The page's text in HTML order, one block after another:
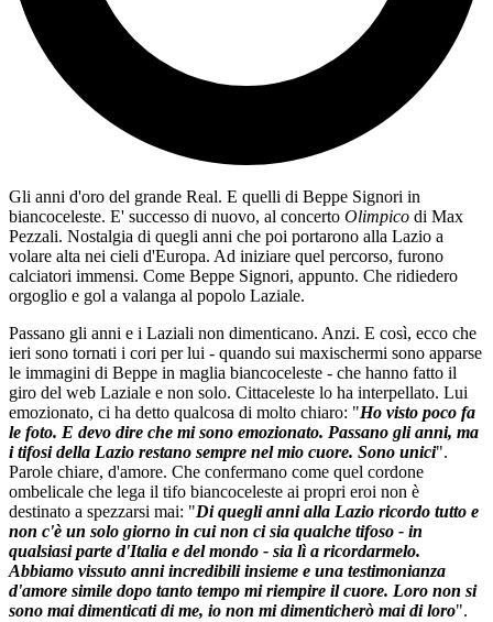
Gli anni d'oro del grande Real. E quelli di Beppe Signori in
biancoceleste. E' successo di nuovo, al concerto Olimpico di Max
Pezzali. Nostalgia di quegli anni che poi portarono alla Lazio a
volare alta nei cieli d'Europa. Ad iniziare quel percorso, furono
calciatori immensi. Come Beppe Signori, appunto. Che ridiedero
orgoglio e gol a valanga al popolo Laziale.
Passano gli anni e i Laziali non dimenticano. Anzi. E così, ecco che
ieri sono tornati i cori per lui - quando sui maxischermi sono apparse
le immagini di Beppe in maglia biancoceleste - che hanno fatto il
giro del web Laziale e non solo. Cittaceleste lo ha interpellato. Lui
emozionato, ci ha detto qualcosa di molto chiaro: "Ho visto poco fa
le foto. E devo dire che mi sono emozionato. Passano gli anni, ma
i tifosi della Lazio restano sempre nel mio cuore. Sono unici".
Parole chiare, d'amore. Che confermano come quel cordone
ombelicale che lega il tifo biancoceleste ai propri eroi non è
destinato a spezzarsi mai: "Di quegli anni alla Lazio ricordo tutto e
non c'è un solo giorno in cui non ci sia qualche tifoso - in
qualsiasi parte d'Italia e del mondo - sia lì a ricordarmelo.
Abbiamo vissuto anni incredibili insieme e una testimonianza
d'amore simile dopo tanto tempo mi riempire il cuore. Loro non si
sono mai dimenticati di me, io non mi dimenticherò mai di loro".